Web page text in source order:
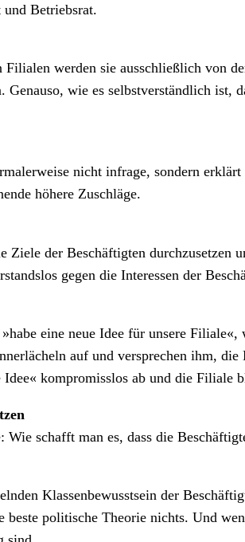
Betriebsrat.
werden sie ausschließlich von
wie es selbstverständlich ist,
nicht infrage, sondern
höhere Zuschläge.
der Beschäftigten durchzusetzen
gegen die Interessen der
eine neue Idee für unsere
auf und versprechen ihm,
kompromisslos ab und die Filiale
schafft man es, dass die
Klassenbewusstsein der
politische Theorie nichts. Und